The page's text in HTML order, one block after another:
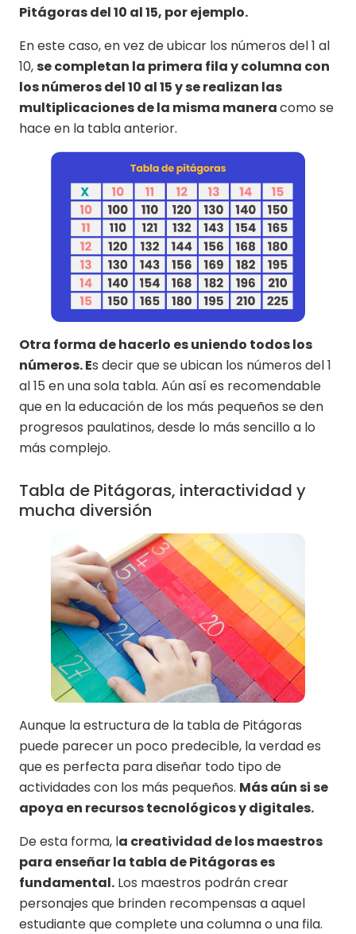
Pitágoras del 10 al 15, por ejemplo.
En este caso, en vez de ubicar los números del 1 al
10,se completan la primera fila y columna con
los números del 10 al 15 y se realizan las
multiplicaciones de la misma maneracomo se
hace en la tabla anterior.
Otra forma de hacerlo es uniendo todos los
números. Es decir que se ubican los números del 1
al 15 en una sola tabla. Aún así es recomendable
que en la educación de los más pequeños se den
progresos paulatinos, desde lo más sencillo a lo
más complejo.
Tabla de Pitágoras, interactividad y
mucha diversión
Aunque la estructura de la tabla de Pitágoras
puede parecer un poco predecible, la verdad es
que es perfecta para diseñar todo tipo de
actividades con los más pequeños. Más aún si se
apoya en recursos tecnológicos y digitales.
De esta forma, la creatividad de los maestros
para enseñar la tabla de Pitágoras es
fundamental. Los maestros podrán crear
personajes que brinden recompensas a aquel
estudiante que complete una columna o una fila.